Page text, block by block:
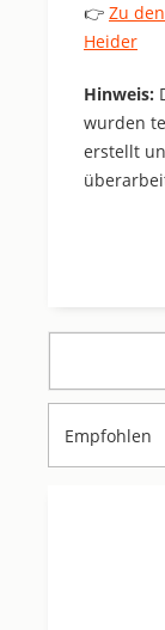
👉 Zu
Heider
Hinweis:
wurden
erstellt